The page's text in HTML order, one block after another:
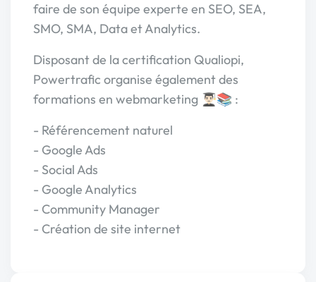
faire de son équipe experte en SEO, SEA,
SMO, SMA, Data et Analytics.
Disposant de la certification Qualiopi,
Powertrafic organise également des
formations en webmarketing 👨🏻‍🎓📚 :
- Référencement naturel
- Google Ads
- Social Ads
- Google Analytics
- Community Manager
- Création de site internet